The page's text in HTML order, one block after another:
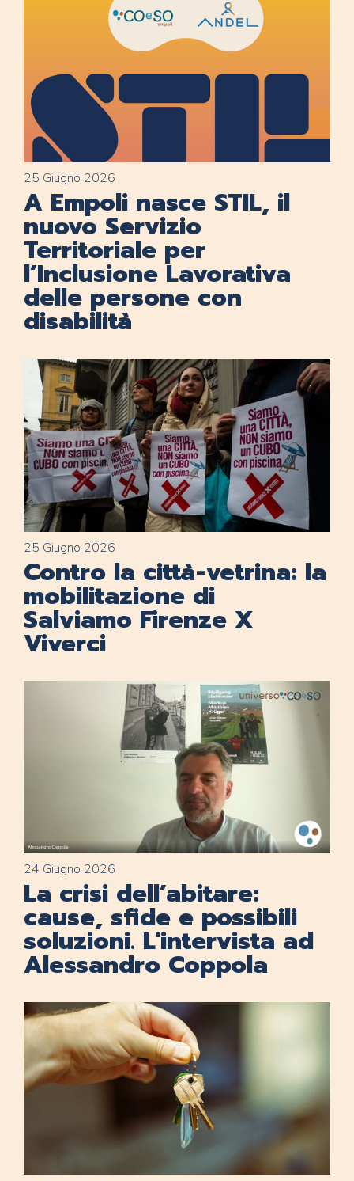
25 Giugno 2026
A Empoli nasce STIL, il
nuovo Servizio
Territoriale per
l’Inclusione Lavorativa
delle persone con
disabilità
25 Giugno 2026
Contro la città-vetrina: la
mobilitazione di
Salviamo Firenze X
Viverci
24 Giugno 2026
La crisi dell’abitare:
cause, sfide e possibili
soluzioni. L'intervista ad
Alessandro Coppola